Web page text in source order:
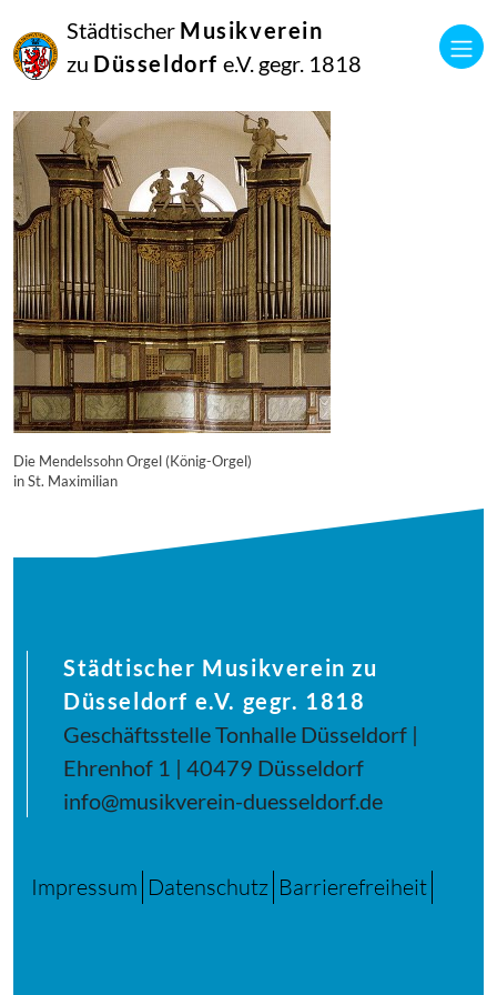
Städtischer Musikverein
zu Düsseldorf e.V. gegr. 1818
September
2014
Manfred Hill
Die Mendelssohn Orgel (König-Orgel)
in St. Maximilian
Städtischer Musikverein zu
Düsseldorf e.V. gegr. 1818
Geschäftsstelle Tonhalle Düsseldorf |
Ehrenhof 1 | 40479 Düsseldorf
info@musikverein-duesseldorf.de
Impressum Datenschutz Barrierefreiheit